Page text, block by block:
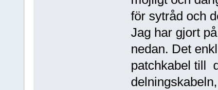
för sytråd och
Jag har gjort
nedan. Det
patchkabel till